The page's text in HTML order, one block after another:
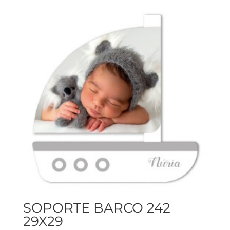
SOPORTE BARCO 242
29X29